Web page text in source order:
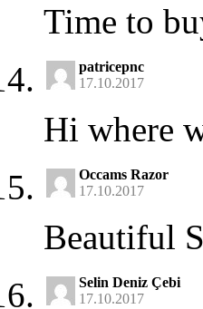
Time to
patricepnc
17.10.2017
Hi where
Occams Razor
17.10.2017
Beautiful
Selin Deniz Çebi
17.10.2017